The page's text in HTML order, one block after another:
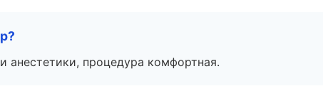
анестетики, процедура комфортная.